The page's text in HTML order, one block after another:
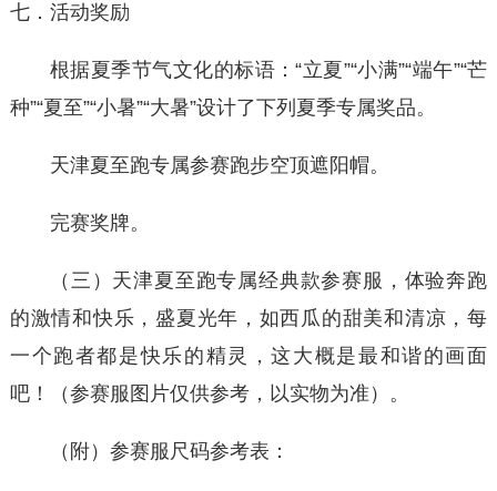
七．活动奖励
根据夏季节气文化的标语：“立夏”“小满”“端午”“芒
种”“夏至”“小暑”“大暑”设计了下列夏季专属奖品。
天津夏至跑专属参赛跑步空顶遮阳帽。
完赛奖牌。
（三）天津夏至跑专属经典款参赛服，体验奔跑
的激情和快乐，盛夏光年，如西瓜的甜美和清凉，每
一个跑者都是快乐的精灵，这大概是最和谐的画面
吧！（参赛服图片仅供参考，以实物为准）。
（附）参赛服尺码参考表：